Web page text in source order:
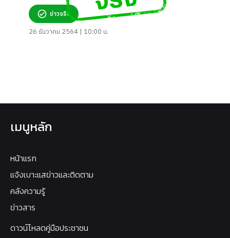
ข่าวจริง
26 ธันวาคม 2564 | 10:00 น.
เมนูหลัก
หน้าแรก
แจ้งเบาะแสข่าวและติดตาม
คลังความรู้
ข่าวสาร
ดาวน์โหลดคู่มือประชาชน